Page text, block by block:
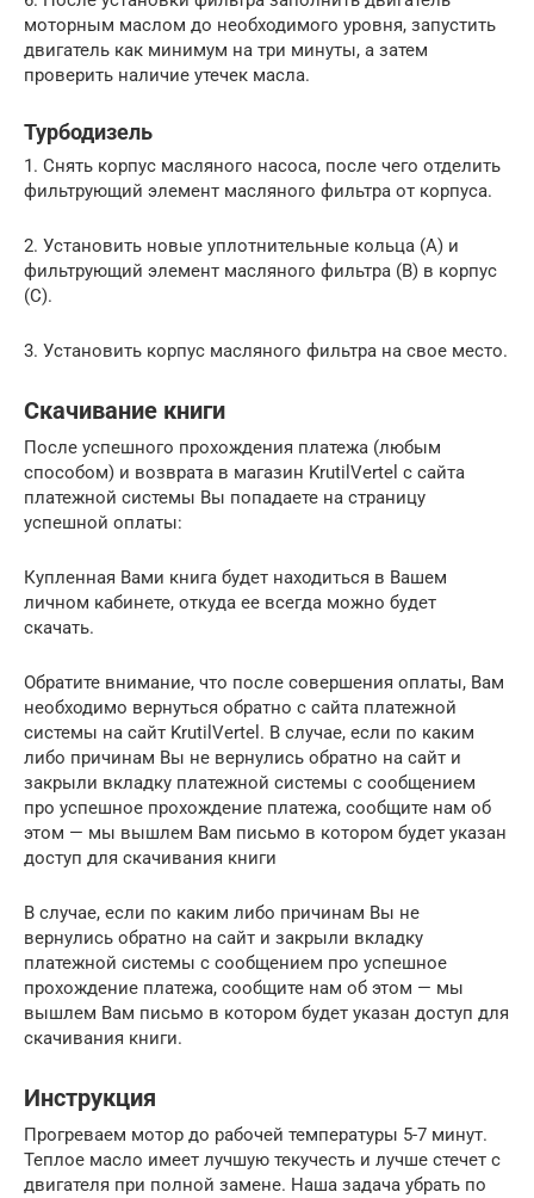
моторным маслом до необходимого уровня, запустить
двигатель как минимум на три минуты, а затем
проверить наличие утечек масла.
Турбодизель
1. Снять корпус масляного насоса, после чего отделить
фильтрующий элемент масляного фильтра от корпуса.
2. Установить новые уплотнительные кольца (А) и
фильтрующий элемент масляного фильтра (В) в корпус
(С).
3. Установить корпус масляного фильтра на свое место.
Скачивание книги
После успешного прохождения платежа (любым
способом) и возврата в магазин KrutilVertel с сайта
платежной системы Вы попадаете на страницу
успешной оплаты:
Купленная Вами книга будет находиться в Вашем
личном кабинете, откуда ее всегда можно будет
скачать.
Обратите внимание, что после совершения оплаты, Вам
необходимо вернуться обратно с сайта платежной
системы на сайт KrutilVertel. В случае, если по каким
либо причинам Вы не вернулись обратно на сайт и
закрыли вкладку платежной системы с сообщением
про успешное прохождение платежа, сообщите нам об
этом — мы вышлем Вам письмо в котором будет указан
доступ для скачивания книги
В случае, если по каким либо причинам Вы не
вернулись обратно на сайт и закрыли вкладку
платежной системы с сообщением про успешное
прохождение платежа, сообщите нам об этом — мы
вышлем Вам письмо в котором будет указан доступ для
скачивания книги.
Инструкция
Прогреваем мотор до рабочей температуры 5-7 минут.
Теплое масло имеет лучшую текучесть и лучше стечет с
двигателя при полной замене. Наша задача убрать по